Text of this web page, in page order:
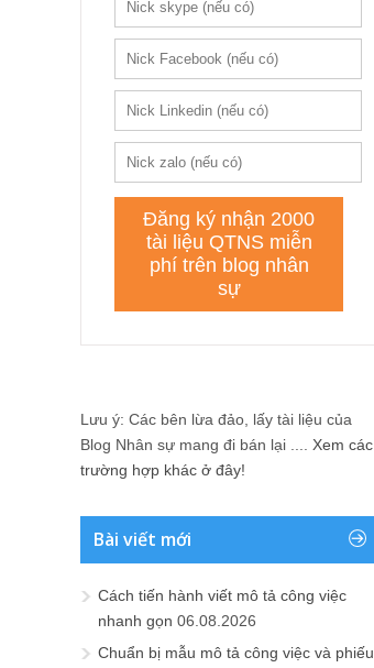
Lưu ý: Các bên lừa đảo, lấy tài liệu của
Blog Nhân sự mang đi bán lại .... Xem các
trường hợp khác ở đây!
Bài viết mới
Cách tiến hành viết mô tả công việc
nhanh gọn 06.08.2026
Chuẩn bị mẫu mô tả công việc và phiếu